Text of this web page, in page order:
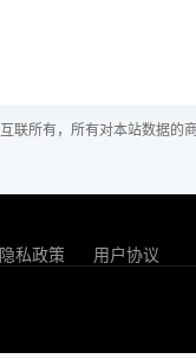
联所有，所有对本站数据的
隐私政策 用户协议